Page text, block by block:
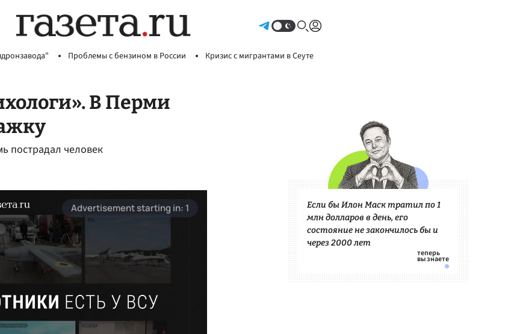
Проблемы с бензином в России Кризис с мигрантами в Сеуте
В Перми
пострадал человек
Если бы Илон Маск тратил по 1
млн долларов в день, его
состояние не закончилось бы и
через 2000 лет